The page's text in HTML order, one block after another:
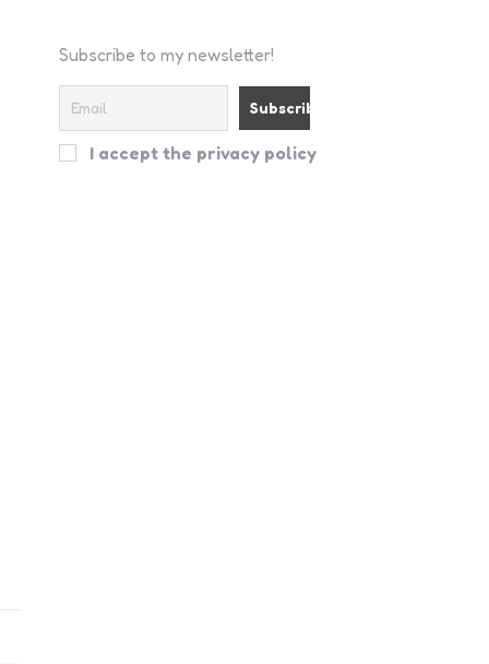
Subscribe to my newsletter!
I accept the privacy policy